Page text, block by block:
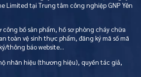
Limited tại Trung tâm công nghiệp GNP Yên
công bố sản phẩm, hồ sơ phòng cháy chữa
toàn vệ sinh thực phẩm, đăng ký mã số mã
thông báo website…
nhãn hiệu (thương hiệu), quyền tác giả,